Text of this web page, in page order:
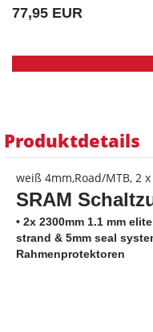
77,95 EUR
Produktdetails
weiß 4mm,Road/MTB, 2
SRAM
• 2x 2300mm 1.1 mm
strand & 5mm seal
Rahmenprotektoren